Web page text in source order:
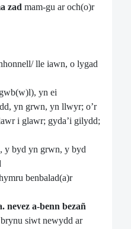
zad mam-gu ar och(o)r
lle iawn, o lygad
yn ei
yn grwn, yn llwyr; o’r
i glawr; gyda’i gilydd;
y byd yn grwn, y byd
benbalad(a)r
nevez a-benn bezañ
siwt newydd ar